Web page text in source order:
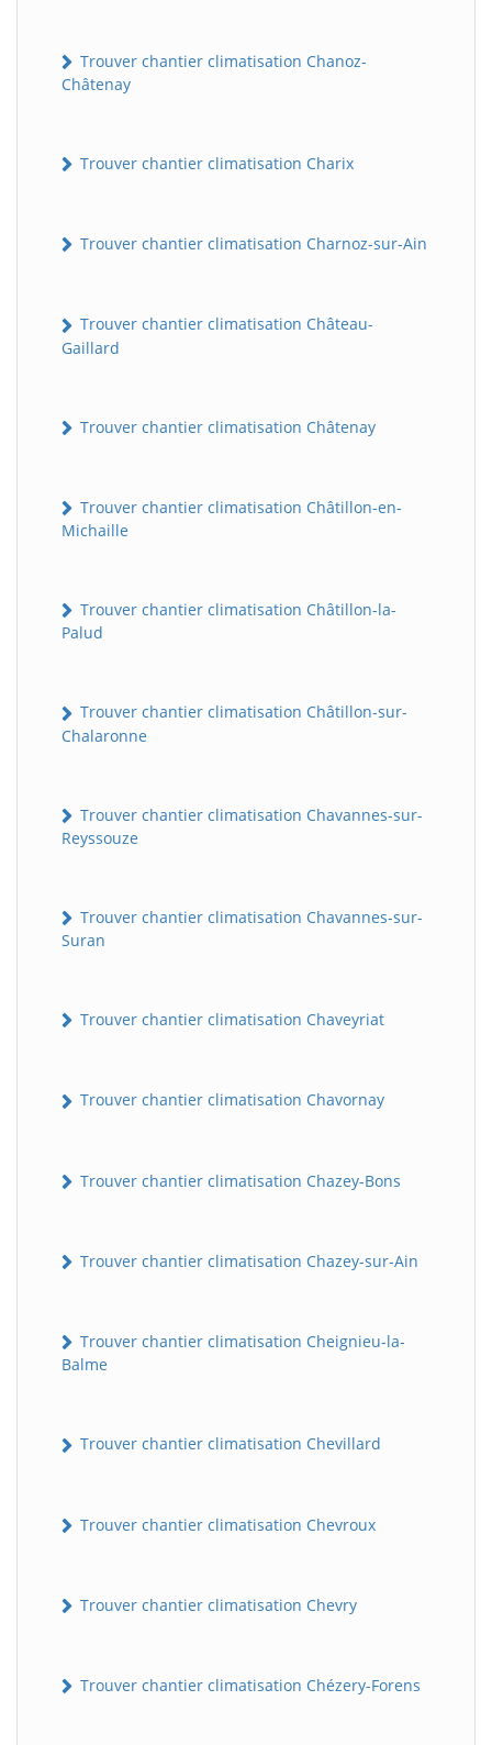
Trouver chantier climatisation Chanoz-
Châtenay
Trouver chantier climatisation Charix
Trouver chantier climatisation Charnoz-sur-Ain
Trouver chantier climatisation Château-
Gaillard
Trouver chantier climatisation Châtenay
Trouver chantier climatisation Châtillon-en-
Michaille
Trouver chantier climatisation Châtillon-la-
Palud
Trouver chantier climatisation Châtillon-sur-
Chalaronne
Trouver chantier climatisation Chavannes-sur-
Reyssouze
Trouver chantier climatisation Chavannes-sur-
Suran
Trouver chantier climatisation Chaveyriat
Trouver chantier climatisation Chavornay
Trouver chantier climatisation Chazey-Bons
Trouver chantier climatisation Chazey-sur-Ain
Trouver chantier climatisation Cheignieu-la-
Balme
Trouver chantier climatisation Chevillard
Trouver chantier climatisation Chevroux
Trouver chantier climatisation Chevry
Trouver chantier climatisation Chézery-Forens
B BatiWebPro
Assistant en ligne